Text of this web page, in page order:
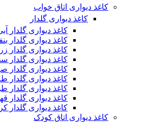
کاغذ دیواری اتاق خواب
کاغذ دیواری گلدار
کاغذ دیواری گلدار
کاغذ دیواری گلدار
کاغذ دیواری گلدار
کاغذ دیواری گلدار
کاغذ دیواری گلدار
کاغذ دیواری گلدار
کاغذ دیواری گلدار
کاغذ دیواری گلدار
کاغذ دیواری گلدار
کاغذ دیواری اتاق کودک